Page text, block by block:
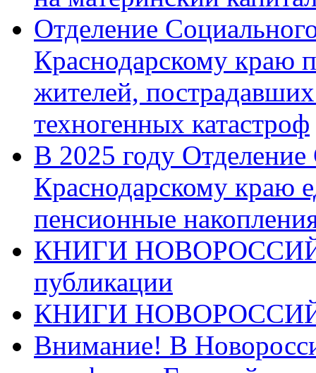
Отделение
Краснодарскому краю
жителей,
техногенных катастроф
В 2025 году
Краснодарскому краю
пенсионные
КНИГИ
публикации
КНИГИ
Внимание! В